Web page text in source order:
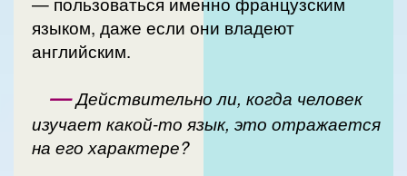
языком, даже если они владеют
английским.
—Действительно ли, когда человек
изучает какой-то язык, это отражается
на его характере?